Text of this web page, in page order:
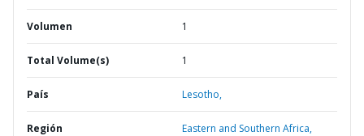
Volumen 1
Total Volume(s) 1
País Lesotho,
Región Eastern and Southern Africa,